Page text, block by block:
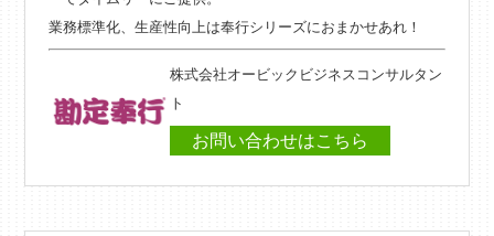
業務標準化、生産性向上は奉行シリーズにおまかせあれ！
株式会社オービックビジネスコンサルタン
ト
お問い合わせはこちら